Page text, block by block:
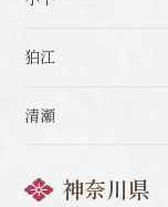
狛江
清瀬
神奈川県